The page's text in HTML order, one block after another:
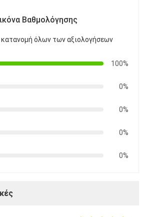
Βαθμολόγησης
κατανομή όλων των αξιολογήσεων
100%
0%
0%
0%
0%